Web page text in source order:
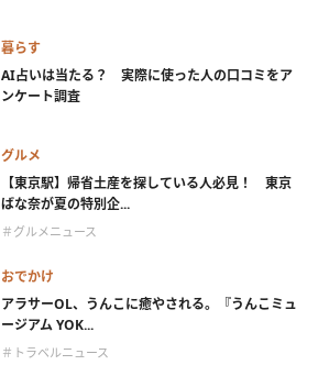
暮らす
AI占いは当たる？ 実際に使った人の口コミをア
ンケート調査
グルメ
【東京駅】帰省土産を探している人必見！ 東京
ばな奈が夏の特別企...
＃グルメニュース
おでかけ
アラサーOL、うんこに癒やされる。『うんこミュ
ージアム YOK...
＃トラベルニュース